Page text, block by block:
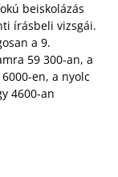
beiskolázás
írásbeli vizsgái.
a 9.
59 300-an, a
en, a nyolc
4600-an